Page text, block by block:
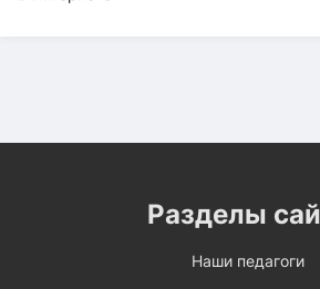
Разделы
Наши педагоги